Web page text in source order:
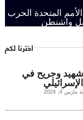
المتحدة الحرب
واشنطن
اخترنا لكم
100 ألف شهيد وجريح في
مارس 4, 2024